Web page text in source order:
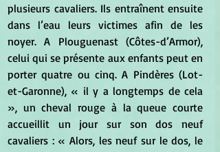
plusieurs cavaliers. Ils entraînent ensuite
dans l’eau leurs victimes afin de les
noyer. A Plouguenast (Côtes-d’Armor),
celui qui se présente aux enfants peut en
porter quatre ou cinq. A Pindères (Lot-
et-Garonne), « il y a longtemps de cela
», un cheval rouge à la queue courte
accueillit un jour sur son dos neuf
cavaliers : « Alors, les neuf sur le dos, le